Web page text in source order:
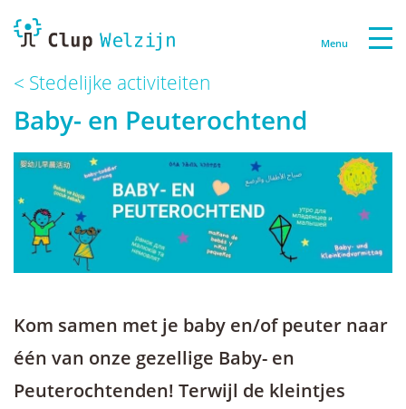
Menu
Stedelijke activiteiten
Baby- en Peuterochtend
Kom samen met je baby en/of peuter naar
één van onze gezellige Baby- en
Peuterochtenden! Terwijl de kleintjes